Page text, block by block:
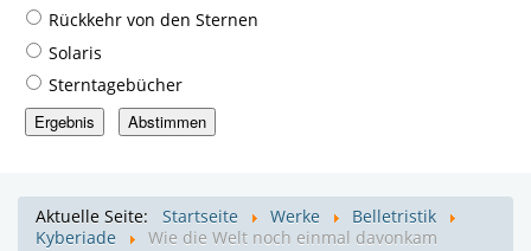
Rückkehr von den Sternen
Solaris
Sterntagebücher
Aktuelle Seite: Startseite Werke
Belletristik
Kyberiade
Wie die Welt noch einmal davonkam